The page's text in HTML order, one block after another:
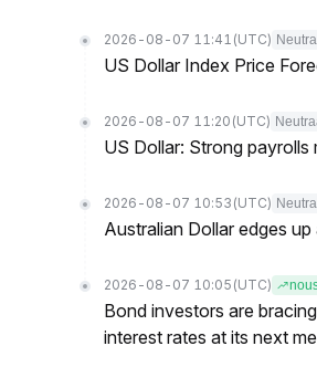
2026-08-07 11:41 (UTC)
US Dollar Index Price
2026-08-07 11:20 (UTC)
US Dollar: Strong
2026-08-07 10:53 (UTC)
Australian Dollar edges
2026-08-07 10:05 (UTC)
Bond investors are
interest rates at its next